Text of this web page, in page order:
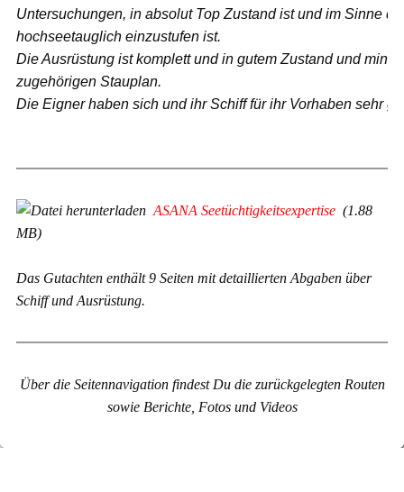
Untersuchungen, in absolut Top Zustand ist und im Sinne
hochseetauglich einzustufen ist.
Die Ausrüstung ist komplett und in gutem Zustand und
zugehörigen Stauplan.
Die Eigner haben sich und ihr Schiff für ihr Vorhaben sehr
ASANA Seetüchtigkeitsexpertise (1.88
MB)
Das Gutachten enthält 9 Seiten mit detaillierten Abgaben über
Schiff und Ausrüstung.
Über die Seitennavigation findest Du die zurückgelegten Routen
sowie Berichte, Fotos und Videos